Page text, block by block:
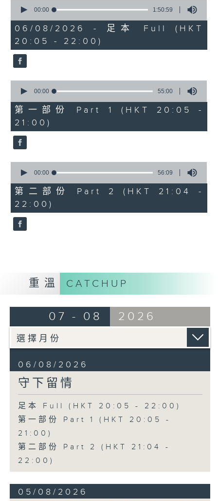
seconds
1
hour,
50
minutes,
59
seconds
00:00 1:50:59
06/08/2026 - 足本 Full (HKT
20:05 - 22:00)
seconds
55
minutes,
0
seconds
00:00 55:00
第一部份 Part 1 (HKT 20:05 -
21:00)
seconds
56
minutes,
9
seconds
00:00 56:09
第二部份 Part 2 (HKT 21:04 -
22:00)
重溫 CATCHUP
07 - 08 2026
06/08/2026
守下留情
足本 Full (HKT 20:05 - 22:00)
第一部份 Part 1 (HKT 20:05 -
21:00)
第二部份 Part 2 (HKT 21:04 -
22:00)
05/08/2026